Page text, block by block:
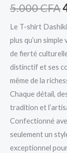
5.000CFA
Le T-shirt
plus qu’un
de fierté
distinctif et ses
même de la
Chaque détail,
tradition et
Confectionné
seulement un
exceptionnel